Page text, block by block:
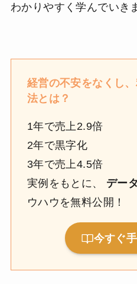
わかりやすく学んでいき
経営の不安をなくし
法とは？
1年で売上2.9倍
2年で黒字化
3年で売上4.5倍
実例をもとに、 デー
ウハウを無料公開！
今すぐ